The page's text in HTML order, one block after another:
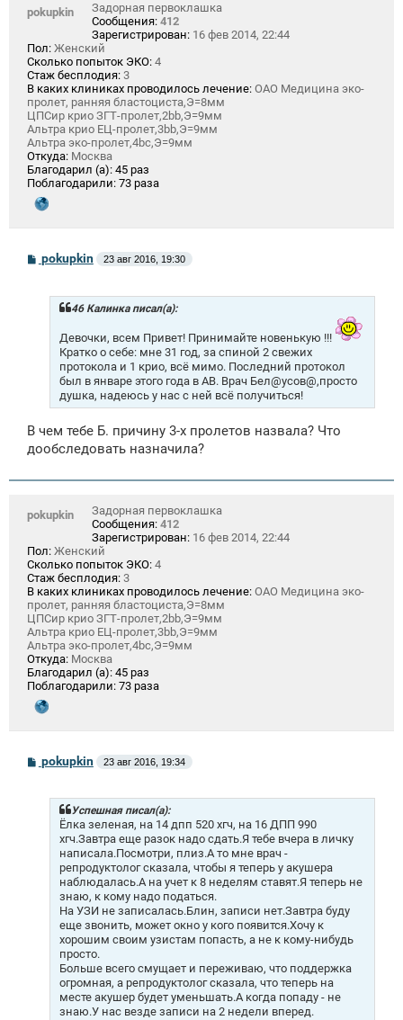
pokupkin
Задорная первоклашка
Сообщения: 412
Зарегистрирован: 16 фев 2014, 22:44
Пол: Женский
Сколько попыток ЭКО: 4
Стаж бесплодия: 3
В каких клиниках проводилось лечение: ОАО Медицина эко-
пролет, ранняя бластоциста,Э=8мм
ЦПСир крио ЗГТ-пролет,2bb,Э=9мм
Альтра крио ЕЦ-пролет,3bb,Э=9мм
Альтра эко-пролет,4bc,Э=9мм
Откуда: Москва
Благодарил (а): 45 раз
Поблагодарили: 73 раза
С
о
pokupkin 23 авг 2016, 19:30
46 Калинка писал(а):
Девочки, всем Привет! Принимайте новенькую !!!
Кратко о себе: мне 31 год, за спиной 2 свежих
протокола и 1 крио, всё мимо. Последний протокол
был в январе этого года в АВ. Врач Бел@усов@,просто
душка, надеюсь у нас с ней всё получиться!
В чем тебе Б. причину 3-х пролетов назвала? Что
дообследовать назначила?
pokupkin
Задорная первоклашка
Сообщения: 412
Зарегистрирован: 16 фев 2014, 22:44
Пол: Женский
Сколько попыток ЭКО: 4
Стаж бесплодия: 3
В каких клиниках проводилось лечение: ОАО Медицина эко-
пролет, ранняя бластоциста,Э=8мм
ЦПСир крио ЗГТ-пролет,2bb,Э=9мм
Альтра крио ЕЦ-пролет,3bb,Э=9мм
Альтра эко-пролет,4bc,Э=9мм
Откуда: Москва
Благодарил (а): 45 раз
Поблагодарили: 73 раза
С
о
pokupkin 23 авг 2016, 19:34
Успешная писал(а):
Ёлка зеленая, на 14 дпп 520 хгч, на 16 ДПП 990
хгч.Завтра еще разок надо сдать.Я тебе вчера в личку
написала.Посмотри, плиз.А то мне врач -
репродуктолог сказала, чтобы я теперь у акушера
наблюдалась.А на учет к 8 неделям ставят.Я теперь не
знаю, к кому надо податься.
На УЗИ не записалась.Блин, записи нет.Завтра буду
еще звонить, может окно у кого появится.Хочу к
хорошим своим узистам попасть, а не к кому-нибудь
просто.
Больше всего смущает и переживаю, что поддержка
огромная, а репродуктолог сказала, что теперь на
месте акушер будет уменьшать.А когда попаду - не
знаю.У нас везде записи на 2 недели вперед.